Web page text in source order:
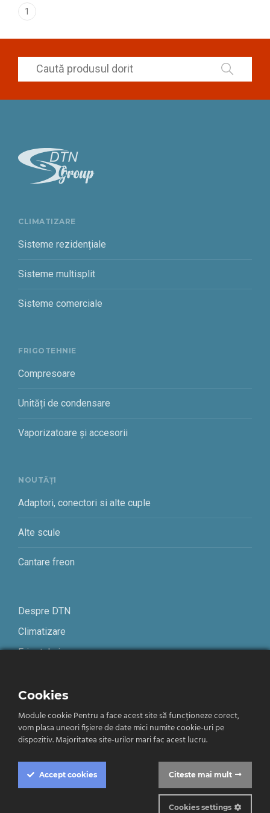
1
CLIMATIZARE
Sisteme rezidențiale
Sisteme multisplit
Sisteme comerciale
FRIGOTEHNIE
Compresoare
Unități de condensare
Vaporizatoare și accesorii
NOUTĂȚI
Adaptori, conectori si alte cuple
Alte scule
Cantare freon
Despre DTN
Climatizare
Frigotehnie
Termeni și condiții
Confidențialitate
Română
Cookies
Module cookie Pentru a face acest site să funcționeze corect,
vom plasa uneori fișiere de date mici numite cookie-uri pe
dispozitiv. Majoritatea site-urilor mari fac acest lucru.
Accept cookies Citeste mai mult
Cookies settings